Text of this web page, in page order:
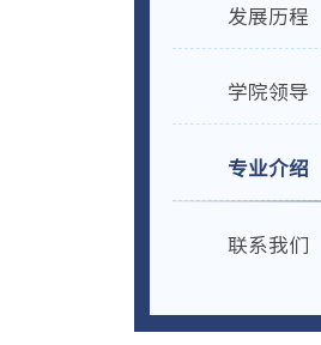
发展历程
学院领导
专业介绍
联系我们